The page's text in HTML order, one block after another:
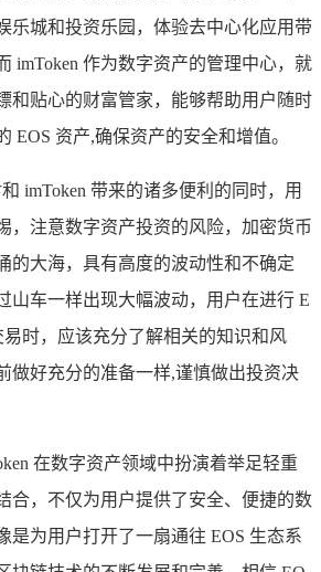
乐城和投资乐园，体验去中心化应用带
imToken 作为数字资产的管理中心，就
和贴心的财富管家，能够帮助用户随时
EOS 资产,确保资产的安全和增值。
imToken 带来的诸多便利的同时，用
，注意数字资产投资的风险，加密货币
的大海，具有高度的波动性和不确定
山车一样出现大幅波动，用户在进行 E
时，应该充分了解相关的知识和风
做好充分的准备一样,谨慎做出投资决
在数字资产领域中扮演着举足轻重
合，不仅为用户提供了安全、便捷的数
是为用户打开了一扇通往 EOS 生态系